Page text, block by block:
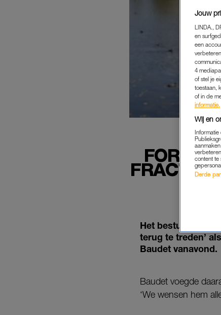
FORUM
Het bestuur van
terug te treden’
Baudet vanavond.
Baudet voegde
‘We wensen hem
Jouw
LINDA.,
en
een
4
of stel je
toestaan,
of in de
informatie.
Wij en
Informatie
content te
Derde